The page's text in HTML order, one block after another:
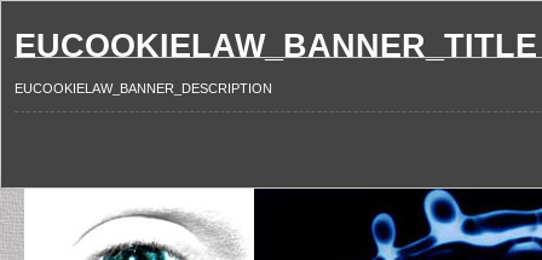
EUCOOKIELAW_BANNER_TITLE
EUCOOKIELAW_BANNER_DESCRIPTION